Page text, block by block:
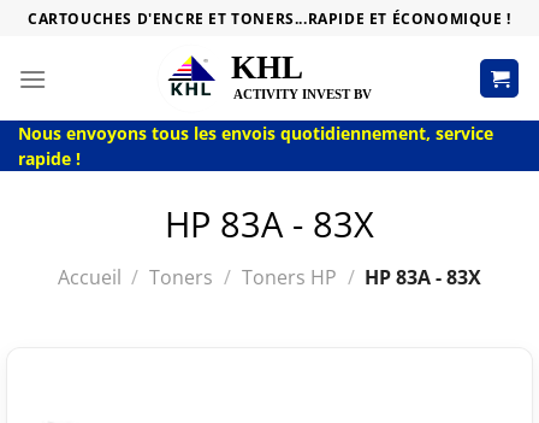
Passer
contenu
CARTOUCHES D'ENCRE ET TONERS...RAPIDE ET ÉCONOMIQUE !
Nous envoyons tous les envois quotidiennement, service
rapide !
HP 83A - 83X
Accueil / Toners / Toners HP / HP 83A - 83X